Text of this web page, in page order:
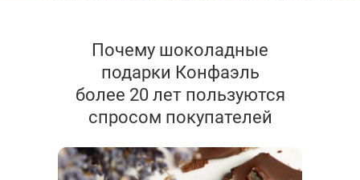
Почему шоколадные
подарки Конфаэль
более 20 лет пользуются
спросом покупателей